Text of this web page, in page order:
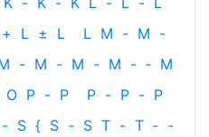
+ L ± L L M - M -
- M - M - M - ‐ M
O P - P P - P - P
- S { S - S T - T ‐ -